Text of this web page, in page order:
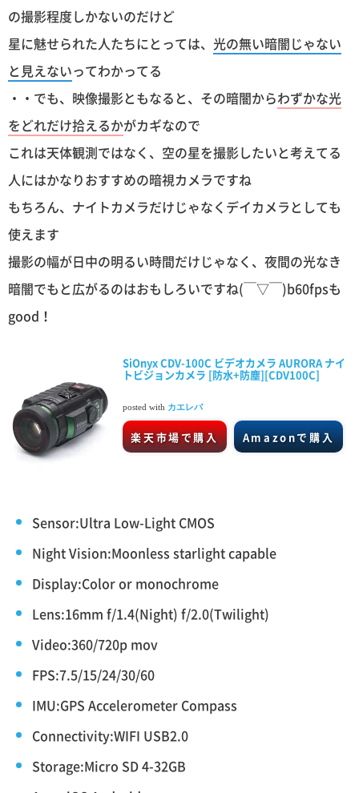
の撮影程度しかないのだけど
星に魅せられた人たちにとっては、 光の無い暗闇じゃない
と見えないってわかってる
・・でも、映像撮影ともなると、その暗闇からわずかな光
をどれだけ拾えるかがカギなので
これは天体観測ではなく、空の星を撮影したいと考えてる
人にはかなりおすすめの暗視カメラですね
もちろん、ナイトカメラだけじゃなくデイカメラとしても
使えます
撮影の幅が日中の明るい時間だけじゃなく、夜間の光なき
暗闇でもと広がるのはおもしろいですね(￣▽￣)b60fpsも
good！
SiOnyx CDV-100C ビデオカメラ AURORA ナイ
トビジョンカメラ [防水+防塵][CDV100C]
posted with カエレバ
楽天市場で購入 Amazonで購入
Sensor:Ultra Low-Light CMOS
Night Vision:Moonless starlight capable
Display:Color or monochrome
Lens:16mm f/1.4(Night) f/2.0(Twilight)
Video:360/720p mov
FPS:7.5/15/24/30/60
IMU:GPS Accelerometer Compass
Connectivity:WIFI USB2.0
Storage:Micro SD 4-32GB